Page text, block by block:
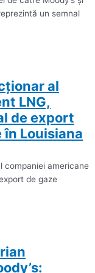
un semnal
al
LNG,
de export
Louisiana
companiei americane
de gaze